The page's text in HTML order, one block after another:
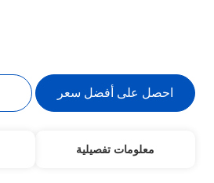
احصل على أفضل سعر
معلومات تفصيلية